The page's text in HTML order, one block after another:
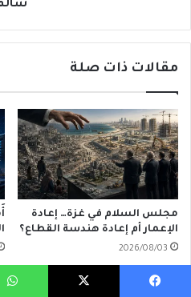
مقالات ذات صلة
مجلس السلام في غزة… إعادة
الإعمار أم إعادة هندسة القطاع؟
2026/08/03